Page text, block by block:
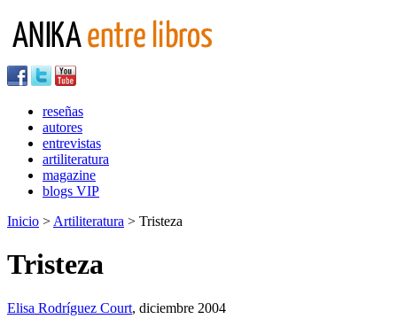
reseñas
autores
entrevistas
artiliteratura
magazine
blogs VIP
Inicio > Artiliteratura > Tristeza
Tristeza
Elisa Rodríguez Court, diciembre 2004